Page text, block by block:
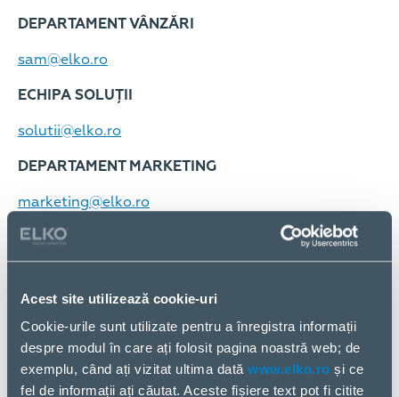
Acest site utilizează cookie-uri
Cookie-urile sunt utilizate pentru a înregistra informații
despre modul în care ați folosit pagina noastră web; de
exemplu, când ați vizitat ultima dată www.elko.ro și ce
fel de informații ați căutat. Aceste fișiere text pot fi citite
DEPARTAMENT VÂNZĂRI
sam@elko.ro
ECHIPA SOLUȚII
solutii@elko.ro
DEPARTAMENT MARKETING
marketing@elko.ro
DEPARTAMENT FINANCIAR
DEPARTAMENT IT
it@elko.ro
DEPARTAMENT HR